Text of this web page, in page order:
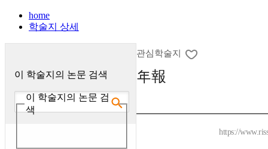
home
학술지 상세
이 학술지의 논문 검색
이 학술지의 논문 검
색
관심학술지
年報
https://